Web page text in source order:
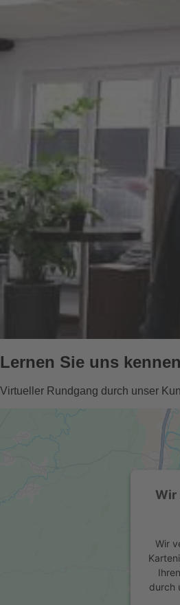
Lernen Sie uns kennen
Virtueller Rundgang durch unser
Wir
Wir
durch